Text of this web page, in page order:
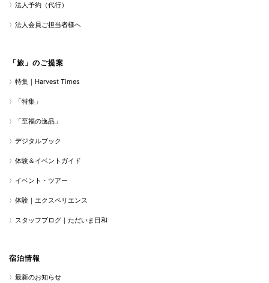
法人予約（代行）
法人会員ご担当者様へ
「旅」のご提案
特集｜Harvest Times
「特集」
「至福の逸品」
デジタルブック
体験＆イベントガイド
イベント・ツアー
体験｜エクスペリエンス
スタッフブログ｜ただいま日和
宿泊情報
最新のお知らせ